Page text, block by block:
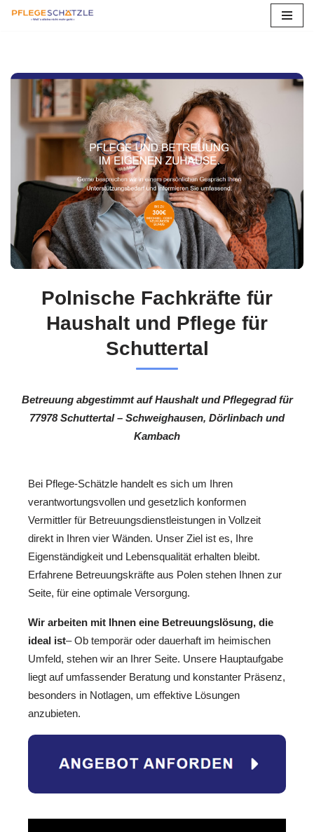
springen
Polnische Fachkräfte für
Haushalt und Pflege für
Schuttertal
Betreuung abgestimmt auf Haushalt und Pflegegrad für
77978 Schuttertal – Schweighausen, Dörlinbach und
Kambach
Bei Pflege-Schätzle handelt es sich um Ihren
verantwortungsvollen und gesetzlich konformen
Vermittler für Betreuungsdienstleistungen in Vollzeit
direkt in Ihren vier Wänden. Unser Ziel ist es, Ihre
Eigenständigkeit und Lebensqualität erhalten bleibt.
Erfahrene Betreuungskräfte aus Polen stehen Ihnen zur
Seite, für eine optimale Versorgung.
Wir arbeiten mit Ihnen eine Betreuungslösung, die
ideal ist– Ob temporär oder dauerhaft im heimischen
Umfeld, stehen wir an Ihrer Seite. Unsere Hauptaufgabe
liegt auf umfassender Beratung und konstanter Präsenz,
besonders in Notlagen, um effektive Lösungen
anzubieten.